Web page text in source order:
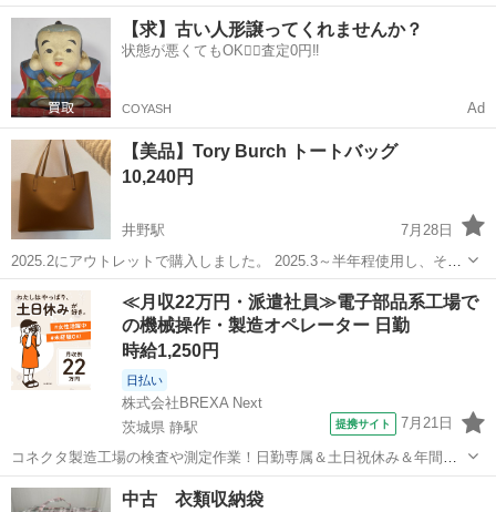
ッグ(1ℓ水筒同梱)にも。 上辺横幅最大45cm 縦28cm 底面マチ横幅
29cm×奥行き18cm ローソン伊勢崎波志江北店での受け渡しを希望し
ます。 ※メルカ...
群馬 伊勢崎市 バッグ メルカリ
【求】古い人形譲ってくれませんか？
状態が悪くてもOK🙆‍♀️査定0円‼️
COYASH Ad
【美品】Tory Burch トートバッグ
10,240円
井野駅
7月28日
2025.2にアウトレットで購入しました。 2025.3～半年程使用し、その
後自宅保管しております。 目立った傷、汚れはありませんがあくまで
中古品のため、神経質な方のご購入はお控え下さいませ。 ～サイズ～
W：32cm ...
群馬 高崎市 井野駅 バッグ アウトレット
≪月収22万円・派遣社員≫電子部品系工場で
の機械操作・製造オペレーター 日勤
時給1,250円
日払い
株式会社BREXA Next
茨城県 静駅
提携サイト 7月21日
コネクタ製造工場の検査や測定作業！日勤専属＆土日祝休み＆年間休
日128日★クリーンルーム内作業★マイカー通勤OK＆無料駐車場あり
★就業先食堂利用可！日払い制度あり！《茨城県常陸大宮市》 人気の
茨城 常陸大宮市 静駅 その他
中古 衣類収納袋